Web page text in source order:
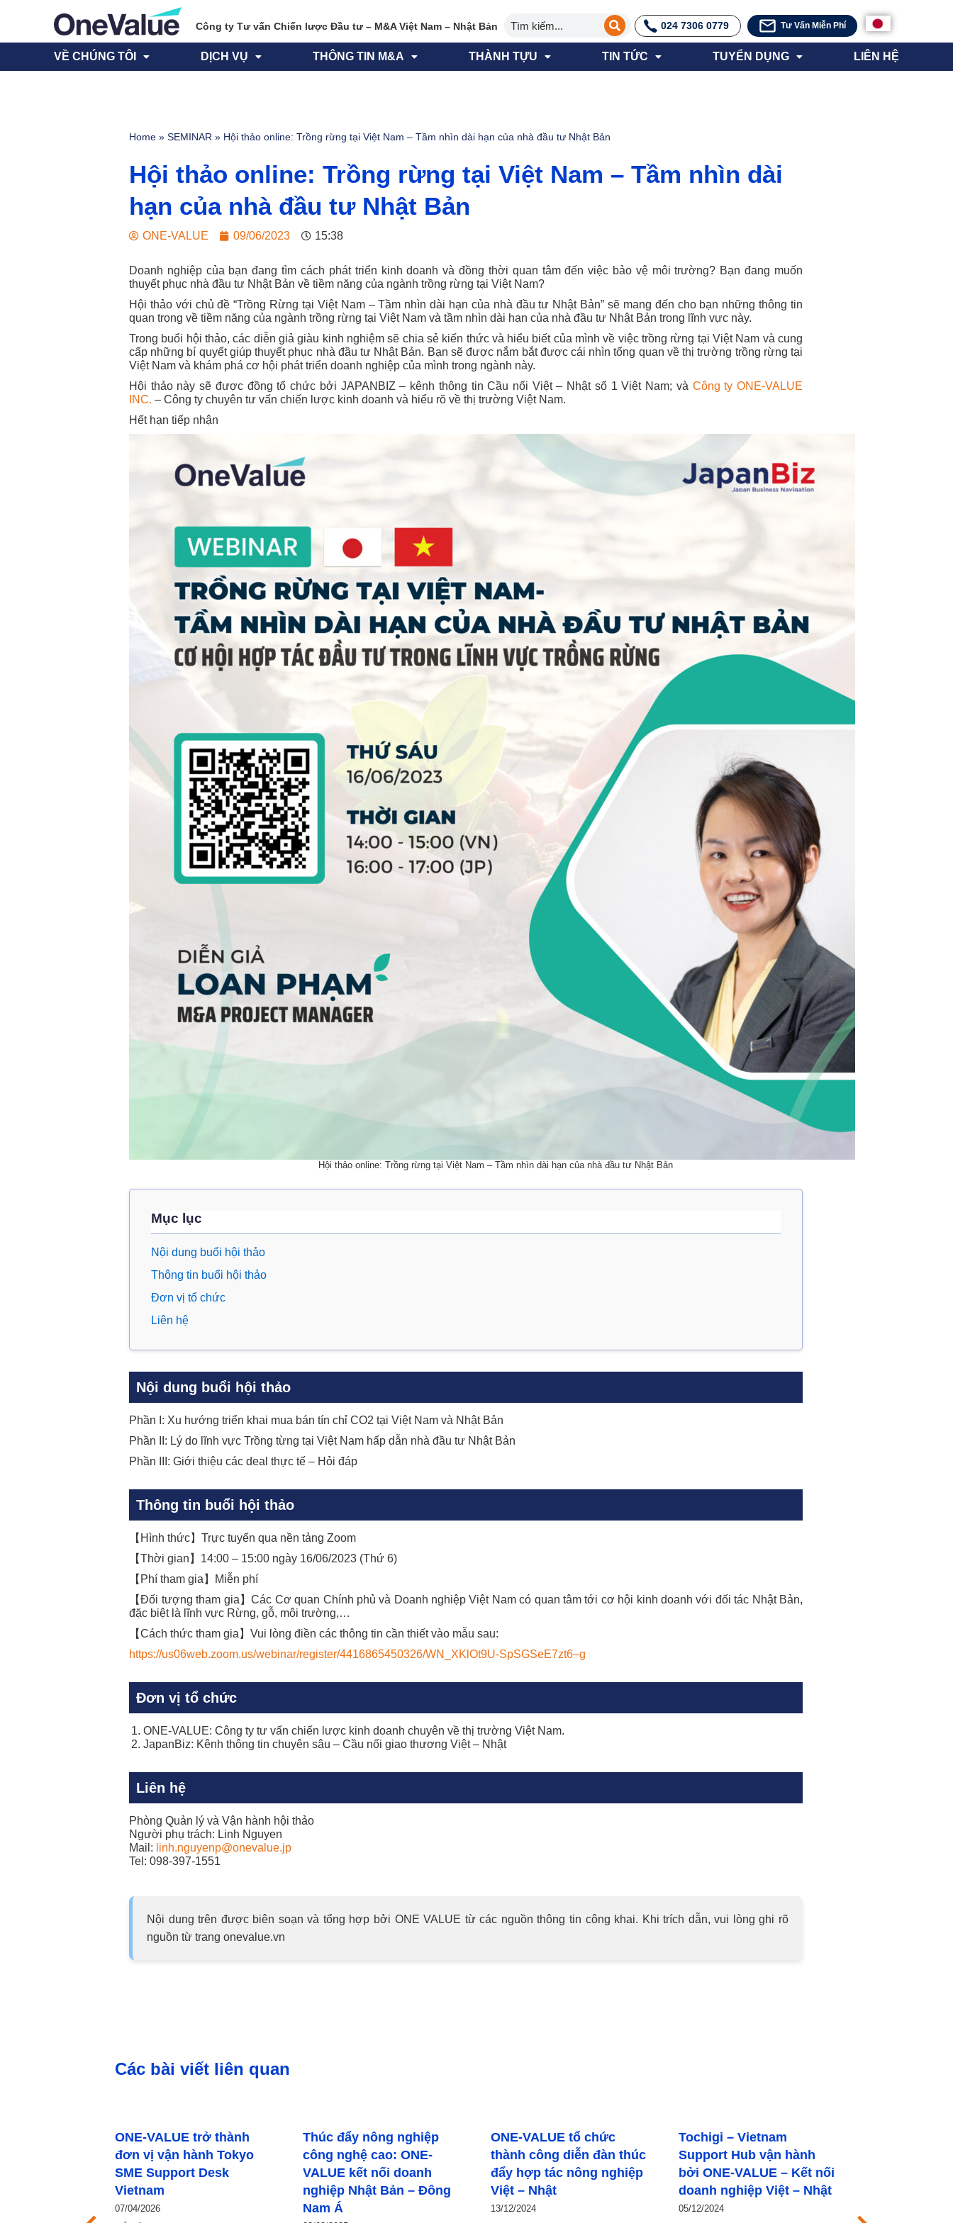
Công ty Tư vấn Chiến lược Đầu tư – M&A Việt Nam – Nhật Bản 024 7306 0779 Tư Vấn Miễn Phí
VỀ CHÚNG TÔI DỊCH VỤ THÔNG TIN M&A THÀNH TỰU TIN TỨC TUYỂN DỤNG LIÊN HỆ
Home » SEMINAR » Hội thảo online: Trồng rừng tại Việt Nam – Tầm nhìn dài hạn của nhà đầu tư Nhật Bản
Hội thảo online: Trồng rừng tại Việt Nam – Tầm nhìn dài
hạn của nhà đầu tư Nhật Bản
ONE-VALUE 09/06/2023 15:38
Doanh nghiệp của bạn đang tìm cách phát triển kinh doanh và đồng thời quan tâm đến việc bảo vệ môi trường? Bạn đang muốn
thuyết phục nhà đầu tư Nhật Bản về tiềm năng của ngành trồng rừng tại Việt Nam?
Hội thảo với chủ đề “Trồng Rừng tại Việt Nam – Tầm nhìn dài hạn của nhà đầu tư Nhật Bản” sẽ mang đến cho bạn những thông tin
quan trọng về tiềm năng của ngành trồng rừng tại Việt Nam và tầm nhìn dài hạn của nhà đầu tư Nhật Bản trong lĩnh vực này.
Trong buổi hội thảo, các diễn giả giàu kinh nghiệm sẽ chia sẻ kiến thức và hiểu biết của mình về việc trồng rừng tại Việt Nam và cung
cấp những bí quyết giúp thuyết phục nhà đầu tư Nhật Bản. Bạn sẽ được nắm bắt được cái nhìn tổng quan về thị trường trồng rừng tại
Việt Nam và khám phá cơ hội phát triển doanh nghiệp của mình trong ngành này.
Hội thảo này sẽ được đồng tổ chức bởi JAPANBIZ – kênh thông tin Cầu nối Việt – Nhật số 1 Việt Nam; và Công ty ONE-VALUE
INC. – Công ty chuyên tư vấn chiến lược kinh doanh và hiểu rõ về thị trường Việt Nam.
Hết hạn tiếp nhận
Hội thảo online: Trồng rừng tại Việt Nam – Tầm nhìn dài hạn của nhà đầu tư Nhật Bản
Mục lục
Nội dung buổi hội thảo
Thông tin buổi hội thảo
Đơn vị tổ chức
Liên hệ
Nội dung buổi hội thảo
Phần I: Xu hướng triển khai mua bán tín chỉ CO2 tại Việt Nam và Nhật Bản
Phần II: Lý do lĩnh vực Trồng từng tại Việt Nam hấp dẫn nhà đầu tư Nhật Bản
Phần III: Giới thiệu các deal thực tế – Hỏi đáp
Thông tin buổi hội thảo
【Hình thức】Trực tuyến qua nền tảng Zoom
【Thời gian】14:00 – 15:00 ngày 16/06/2023 (Thứ 6)
【Phí tham gia】Miễn phí
【Đối tượng tham gia】Các Cơ quan Chính phủ và Doanh nghiệp Việt Nam có quan tâm tới cơ hội kinh doanh với đối tác Nhật Bản,
đặc biệt là lĩnh vực Rừng, gỗ, môi trường,…
【Cách thức tham gia】Vui lòng điền các thông tin cần thiết vào mẫu sau:
https://us06web.zoom.us/webinar/register/4416865450326/WN_XKlOt9U-SpSGSeE7zt6–g
Đơn vị tổ chức
ONE-VALUE: Công ty tư vấn chiến lược kinh doanh chuyên về thị trường Việt Nam.
JapanBiz: Kênh thông tin chuyên sâu – Cầu nối giao thương Việt – Nhật
Liên hệ
Phòng Quản lý và Vận hành hội thảo
Người phụ trách: Linh Nguyen
Mail: linh.nguyenp@onevalue.jp
Tel: 098-397-1551
Nội dung trên được biên soạn và tổng hợp bởi ONE VALUE từ các nguồn thông tin công khai. Khi trích dẫn, vui lòng ghi rõ
nguồn từ trang onevalue.vn
Các bài viết liên quan
Thúc đẩy nông nghiệp
công nghệ cao: ONE-
VALUE kết nối doanh
nghiệp Nhật Bản – Đông
Nam Á
ONE-VALUE tổ chức
thành công diễn đàn thúc
đẩy hợp tác nông nghiệp
Việt – Nhật
13/12/2024
Tochigi – Vietnam
Support Hub vận hành
bởi ONE-VALUE – Kết nối
doanh nghiệp Việt – Nhật
05/12/2024
ONE-VALUE kết nối đoàn
doanh nghiệp tỉnh Tochigi
với hiệp hội và doanh
nghiệp Việt Nam
02/12/2024